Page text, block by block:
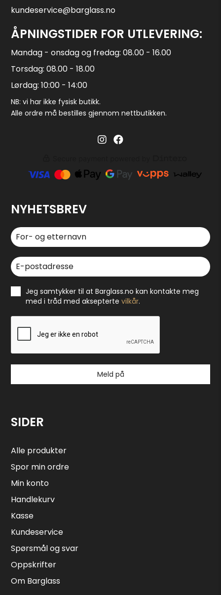
kundeservice@barglass.no
ÅPNINGSTIDER FOR UTLEVERING:
Mandag - onsdag og fredag: 08.00 - 16.00
Torsdag: 08.00 - 18.00
Lørdag: 10:00 - 14:00
NB: vi har ikke fysisk butikk.
Alle ordre må bestilles gjennom nettbutikken.
Barglass.no instagram
Barglass facebook
NYHETSBREV
Jeg samtykker til at Barglass.no kan kontakte meg
med i tråd med akseptertevilkår.
Meld på
SIDER
Alle produkter
Spor min ordre
Min konto
Handlekurv
Kasse
Kundeservice
Spørsmål og svar
Oppskrifter
Om Barglass